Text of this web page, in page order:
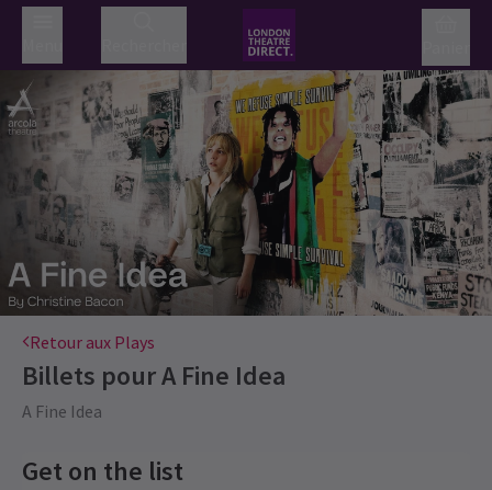
Retour aux Plays
Billets pourA Fine Idea
A Fine Idea
Get on the list